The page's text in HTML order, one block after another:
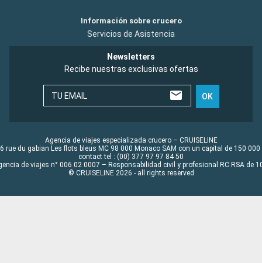
Información sobre crucero
Servicios de Asistencia
Newsletters
Recibe nuestras exclusivas ofertas
TU EMAIL OK
Agencia de viajes especializada crucero – CRUISELINE
rue du gabian Les flots bleus MC 98 000 Monaco SAM con un capital de 150 000
contact tel : (00) 377 97 97 84 50
de viajes n° 006 02 0007 – Responsabilidad civil y profesional RC RSA de
© CRUISELINE 2026 - all rights reserved